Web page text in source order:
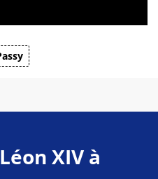
XIV à